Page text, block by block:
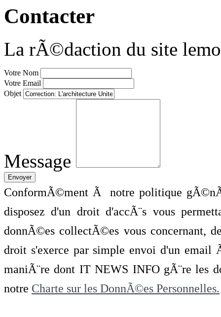
Contacter
La rÃ©daction du site
Votre Nom
Votre Email
Objet
Message
ConformÃ©ment Ã notre politique
disposez d'un droit d'accÃ¨s vous
donnÃ©es collectÃ©es vous concernant,
droit s'exerce par simple envoi d'un
maniÃ¨re dont IT NEWS INFO gÃ¨re les
notre Charte sur les DonnÃ©es Personnelles.